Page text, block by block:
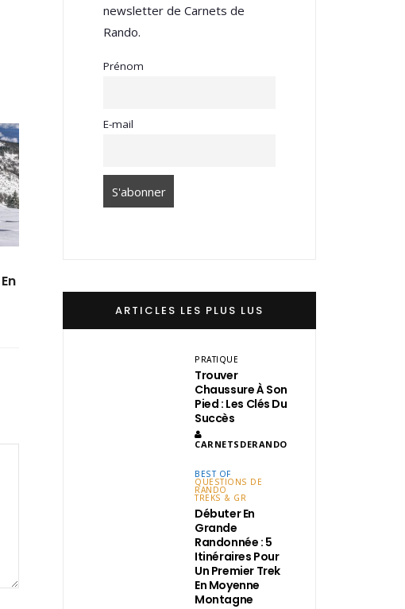
newsletter de Carnets de
Rando.
Prénom
E-mail
ARTICLES LES PLUS LUS
PRATIQUE
Trouver
Chaussure À Son
Pied : Les Clés Du
Succès
CARNETSDERANDO
BEST OF
QUESTIONS DE
RANDO
TREKS & GR
Débuter En
Grande
Randonnée : 5
Itinéraires Pour
Un Premier Trek
En Moyenne
Montagne